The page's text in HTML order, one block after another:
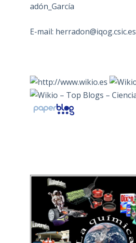
adón_García
E-mail: herradon@iqog.csic.es